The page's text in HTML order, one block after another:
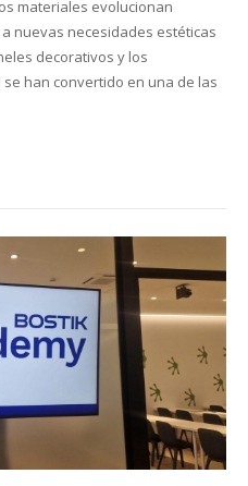
materiales evolucionan
nuevas necesidades estéticas
decorativos y los
han convertido en una de las